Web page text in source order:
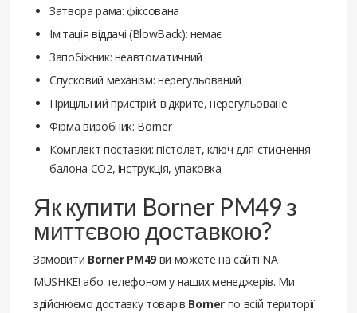
Затвора рама: фіксована
Імітація віддачі (BlowBack): немає
Запобіжник: неавтоматичний
Спусковий механізм: нерегульований
Прицільний пристрій: відкрите, нерегульоване
Фірма виробник: Borner
Комплект поставки: пістолет, ключ для стиснення
балона CO2, інструкція, упаковка
Як купити Borner PM49 з
миттєвою доставкою?
Замовити Borner PM49 ви можете на сайті NA
MUSHKE! або телефоном у наших менеджерів. Ми
здійснюємо доставку товарів Borner по всій території